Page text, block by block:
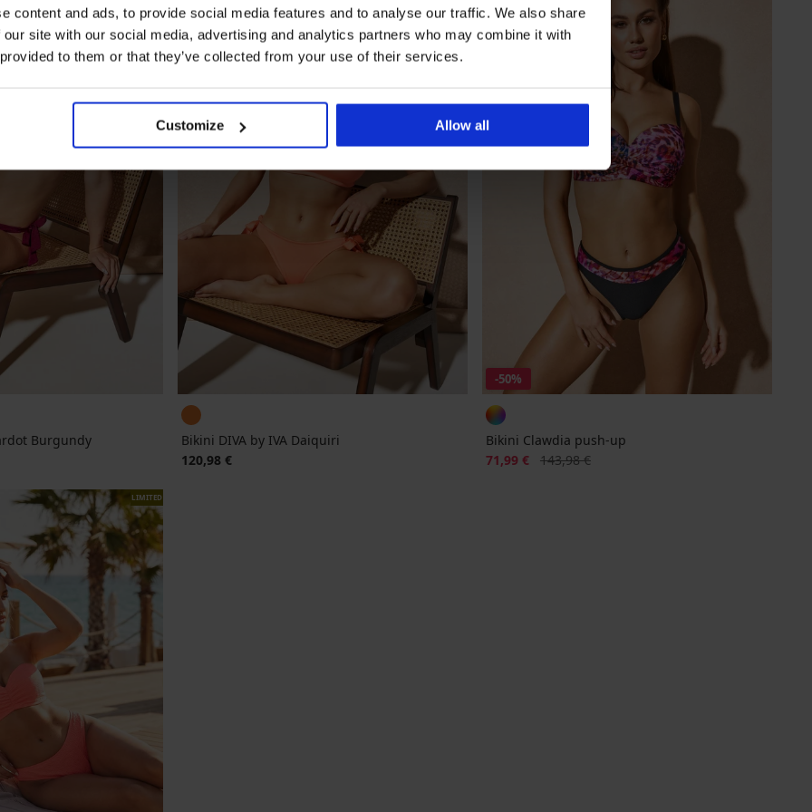
content and ads, to provide social media features and to analyse our traffic. We also share
site with our social media, advertising and analytics partners who may combine it with
to them or that they’ve collected from your use of their services.
Customize Allow all
Burgundy
Bikini DIVA by IVA Daiquiri
120,98 €
-50%
Bikini Clawdia push-up
Korting
71,99 € Oorspronkelijke prijs
143,98 €
LIMITED